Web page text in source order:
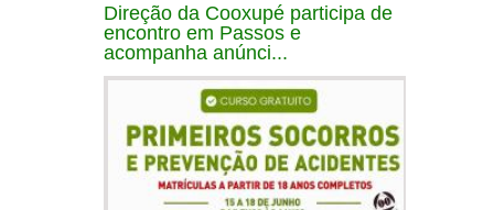
Direção da Cooxupé participa de
encontro em Passos e
acompanha anúnci...